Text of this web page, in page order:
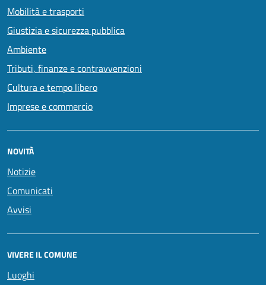
Mobilità e trasporti
Giustizia e sicurezza pubblica
Ambiente
Tributi, finanze e contravvenzioni
Cultura e tempo libero
Imprese e commercio
NOVITÀ
Notizie
Comunicati
Avvisi
VIVERE IL COMUNE
Luoghi